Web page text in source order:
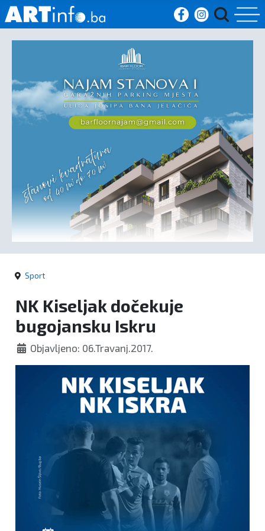
Vijesti
Sport
Crna
kronika
Politika
Sport
NK Kiseljak dočekuje
bugojansku Iskru
Objavljeno: 06.Travanj.2017.